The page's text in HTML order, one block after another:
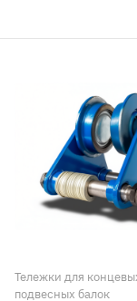
Тележки для
подвесных балок